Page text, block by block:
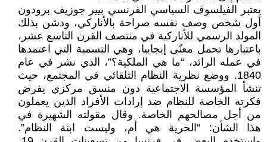
يعتبر الفيلسوف السياسي الفرنسي بيير جوزيف برودون
أول شخص وصف نفسه صراحة بالأناركي، ودشن بذلك
المولد الرسمي للأناركية في منتصف القرن التاسع عشر،
باعتبارها تحمل معنًى إيجابيا، وهي التسمية التي اعتمدها
في عمله الرائد، “ما هي الملكية؟”، الذي نشر في عام
1840. ووضع نظرية النظام التلقائي في المجتمع، حيث
تنشأ المؤسسة الاجتماعية دون منسق مركزي يفرض
فكرته الخاصة للنظام ضد إرادات الأفراد الذين يعملون
من أجل مصالحهم الخاصة. وقال مقولته الشهيرة في
هذا الشأن: “الحرية هي أم، وليست ابنة النظام”.